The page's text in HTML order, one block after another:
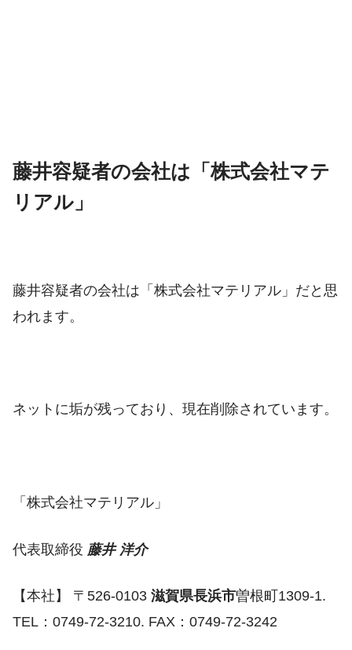
藤井容疑者の会社は「株式会社マテ
リアル」
藤井容疑者の会社は「株式会社マテリアル」だと思
われます。
ネットに垢が残っており、現在削除されています。
「株式会社マテリアル」
代表取締役 藤井 洋介
【本社】 〒526-0103 滋賀県長浜市曽根町1309-1.
TEL：​0749-72-3210. FAX：0749-72-3242